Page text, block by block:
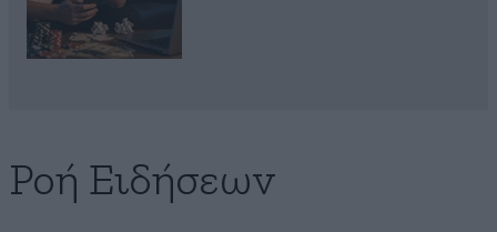
Ροή Ειδήσεων